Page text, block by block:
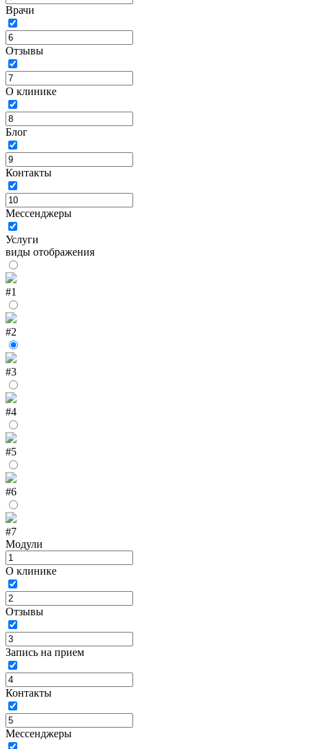
Врачи
Отзывы
О клинике
Блог
Контакты
Мессенджеры
Услуги
виды отображения
#1
#2
#3
#4
#5
#6
#7
Модули
О клинике
Отзывы
Запись на прием
Контакты
Мессенджеры